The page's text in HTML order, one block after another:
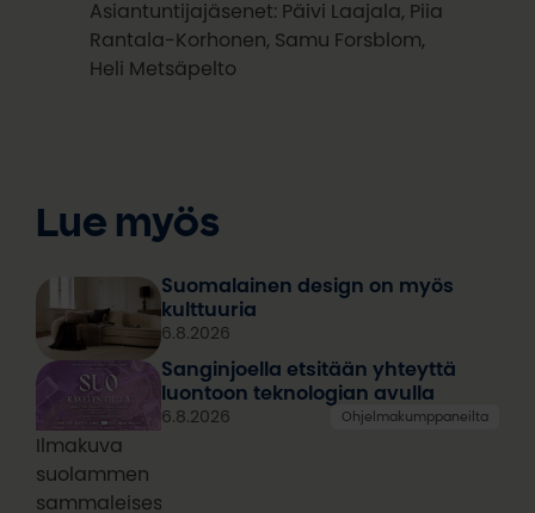
Asiantuntijajäsenet: Päivi Laajala, Piia
Rantala-Korhonen, Samu Forsblom,
Heli Metsäpelto
Lue myös
Suomalainen design on myös
kulttuuria
6.8.2026
Ilmakuva
suolammen
sammaleisesta
Sanginjoella etsitään yhteyttä
luontoon teknologian avulla
6.8.2026 Ohjelmakumppaneilta